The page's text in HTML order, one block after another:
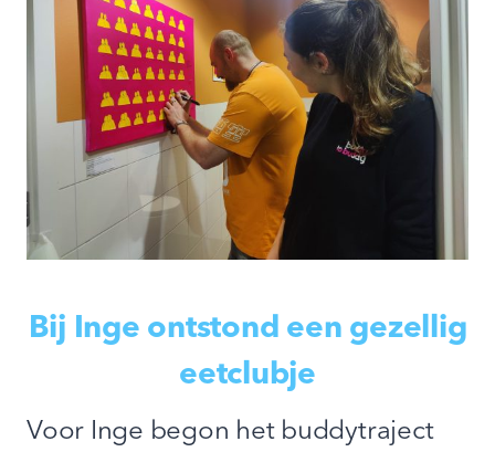
Bij Inge ontstond een gezellig
eetclubje
Voor Inge begon het buddytraject